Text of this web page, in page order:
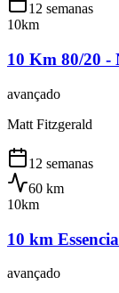
12 semanas
10km
10 Km 80/20 -
avançado
Matt Fitzgerald
12 semanas
60 km
10km
10 km
avançado